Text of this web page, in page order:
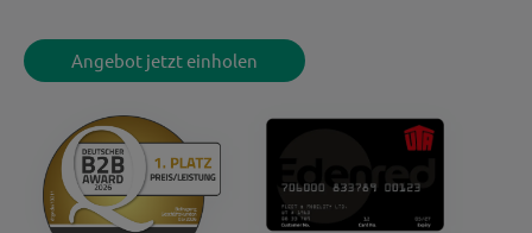
Angebot jetzt einholen